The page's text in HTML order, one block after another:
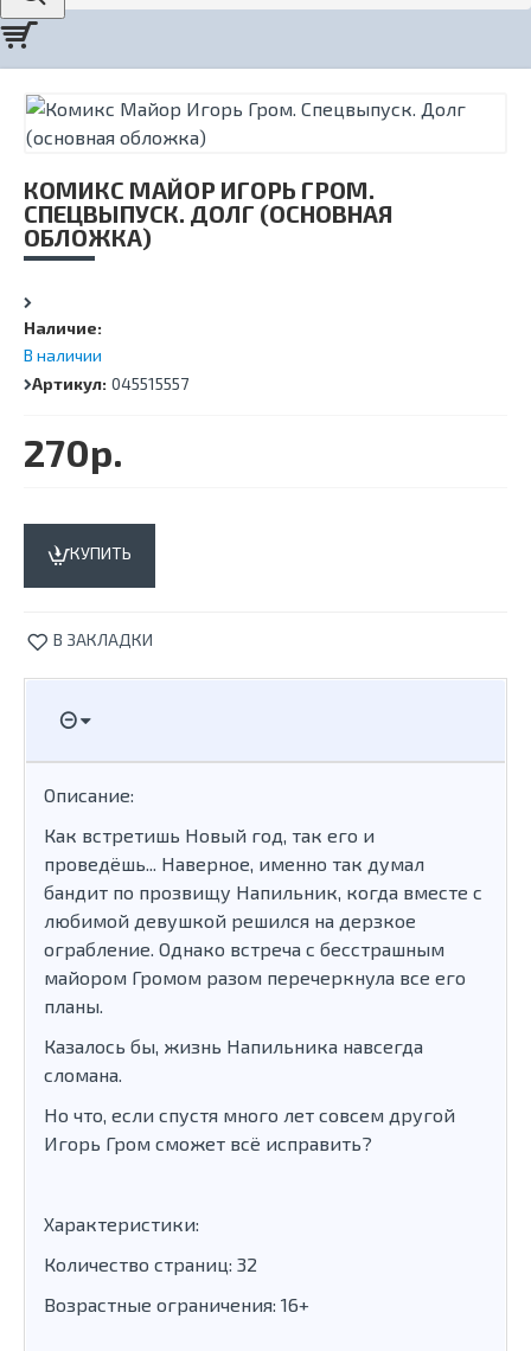
КОМИКС МАЙОР ИГОРЬ ГРОМ.
СПЕЦВЫПУСК. ДОЛГ (ОСНОВНАЯ
ОБЛОЖКА)
Наличие:
В наличии
Артикул: 045515557
270р.
КУПИТЬ
В ЗАКЛАДКИ
Описание:
Как встретишь Новый год, так его и
проведёшь... Наверное, именно так думал
бандит по прозвищу Напильник, когда вместе с
любимой девушкой решился на дерзкое
ограбление. Однако встреча с бесстрашным
майором Громом разом перечеркнула все его
планы.
Казалось бы, жизнь Напильника навсегда
сломана.
Но что, если спустя много лет совсем другой
Игорь Гром сможет всё исправить?
Характеристики:
Количество страниц: 32
Возрастные ограничения: 16+